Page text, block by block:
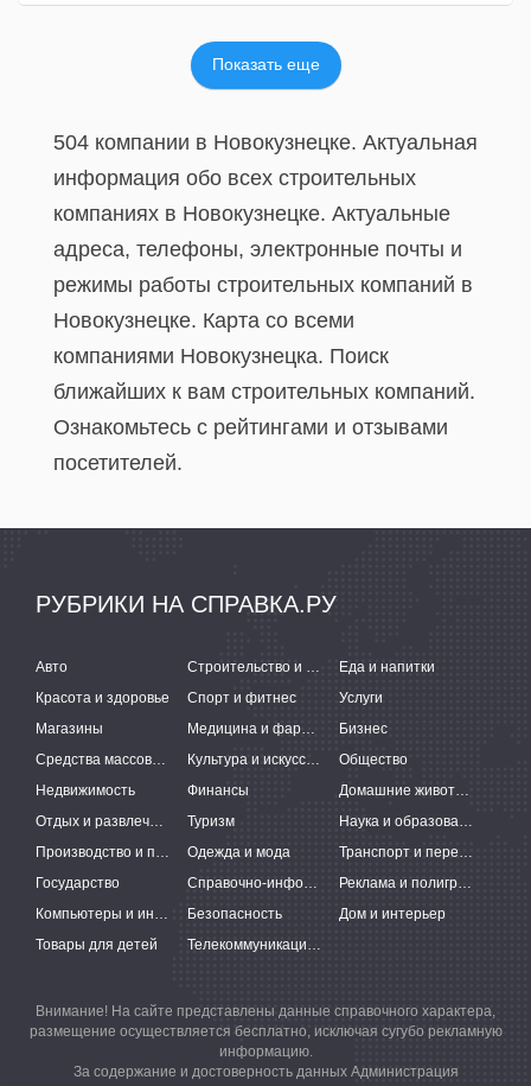
Показать еще
504 компании в Новокузнецке. Актуальная
информация обо всех строительных
компаниях в Новокузнецке. Актуальные
адреса, телефоны, электронные почты и
режимы работы строительных компаний в
Новокузнецке. Карта со всеми
компаниями Новокузнецка. Поиск
ближайших к вам строительных компаний.
Ознакомьтесь с рейтингами и отзывами
посетителей.
РУБРИКИ НА СПРАВКА.РУ
Авто Строительство и ремонт
Еда и напитки
Красота и здоровье
Спорт и фитнес
Услуги
Магазины
Медицина и фармацевтика
Бизнес
Средства массовой информации
Культура и искусство
Общество
Недвижимость
Финансы
Домашние животные
Отдых и развлечения
Туризм
Наука и образование
Производство и поставки
Одежда и мода
Транспорт и перевозки
Государство
Справочно-информационные системы
Реклама и полиграфия
Компьютеры и интернет
Безопасность
Дом и интерьер
Товары для детей
Телекоммуникации и связь
Внимание! На сайте представлены данные справочного характера,
размещение осуществляется бесплатно, исключая сугубо рекламную
информацию.
За содержание и достоверность данных Администрация